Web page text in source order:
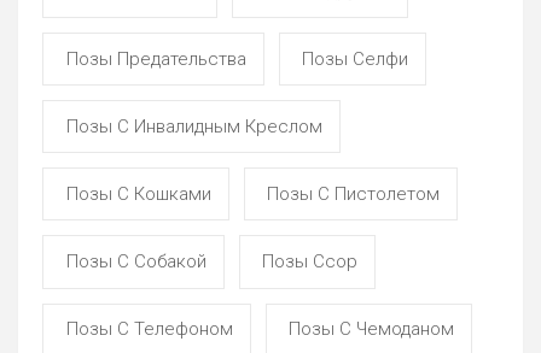
Позы Предательства Позы Селфи
Позы С Инвалидным Креслом
Позы С Кошками Позы С Пистолетом
Позы С Собакой Позы Ссор
Позы С Телефоном Позы С Чемоданом